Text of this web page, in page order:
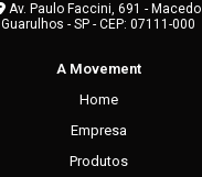
Av. Paulo Faccini, 691 - Macedo
Guarulhos - SP - CEP: 07111-000
A Movement
Home
Empresa
Produtos